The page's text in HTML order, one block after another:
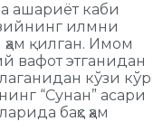
ашариёт каби
илмни
қилган. Имом
вафот этганидан
кўзи кўр
“Сунан” асари
баҳс ҳам